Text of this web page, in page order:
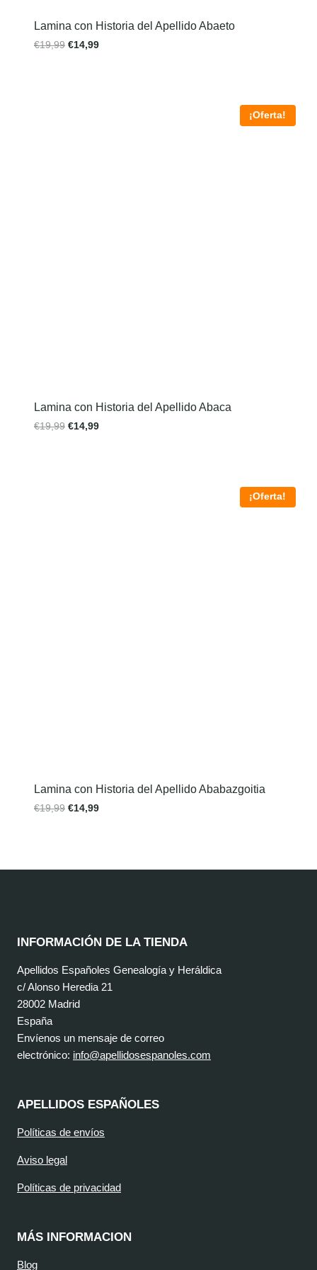
Lamina con Historia del Apellido Abaeto
€19,99 €14,99
¡Oferta!
Lamina con Historia del Apellido Abaca
€19,99 €14,99
¡Oferta!
Lamina con Historia del Apellido Ababazgoitia
€19,99 €14,99
INFORMACIÓN DE LA TIENDA
Apellidos Españoles Genealogía y Heráldica
c/ Alonso Heredia 21
28002 Madrid
España
Envíenos un mensaje de correo
electrónico: info@apellidosespanoles.com
APELLIDOS ESPAÑOLES
Políticas de envíos
Aviso legal
Políticas de privacidad
MÁS INFORMACION
Blog